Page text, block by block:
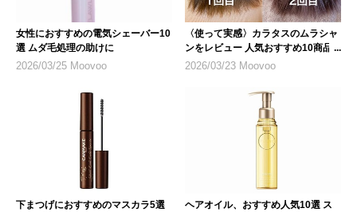
女性におすすめの電気シェーバー10
選 ムダ毛処理の助けに
2026/03/25 Moovoo
〈使って実感〉カラタスのムラシャ
ンをレビュー 人気おすすめ10商品
も紹介
2026/03/23 Moovoo
下まつげにおすすめのマスカラ5選
ヘアオイル、おすすめ人気10選 ス